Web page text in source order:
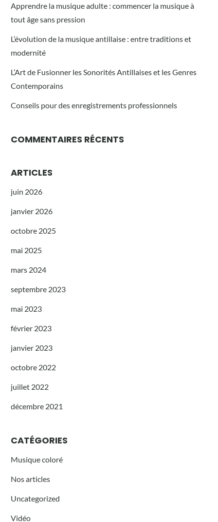
Apprendre la musique adulte : commencer la musique à
tout âge sans pression
L’évolution de la musique antillaise : entre traditions et
modernité
L’Art de Fusionner les Sonorités Antillaises et les Genres
Contemporains
Conseils pour des enregistrements professionnels
COMMENTAIRES RÉCENTS
ARTICLES
juin 2026
janvier 2026
octobre 2025
mai 2025
mars 2024
septembre 2023
mai 2023
février 2023
janvier 2023
octobre 2022
juillet 2022
décembre 2021
CATÉGORIES
Musique coloré
Nos articles
Uncategorized
Vidéo